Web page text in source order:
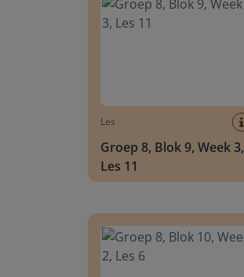
Les
Groep 8, Blok 9, Week 3,
Les 11